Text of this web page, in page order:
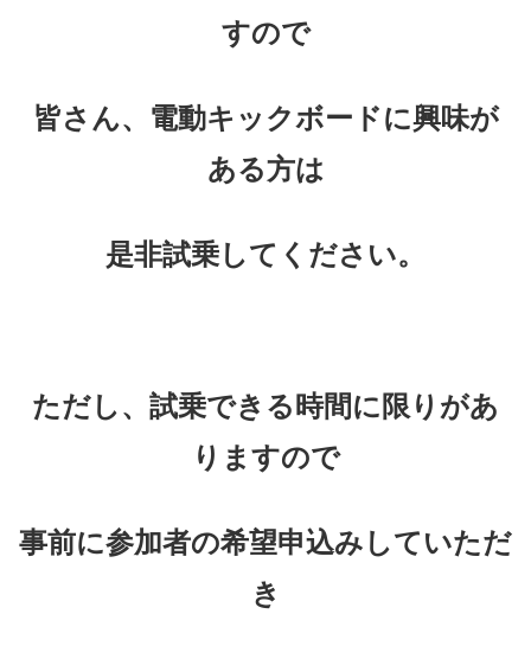
すので
皆さん、電動キックボードに興味が
ある方は
是非試乗してください。
ただし、試乗できる時間に限りがあ
りますので
事前に参加者の希望申込みしていただ
き